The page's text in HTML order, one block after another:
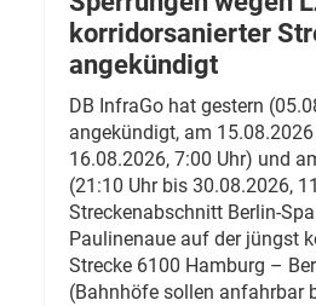
korridorsanierter
angekündigt
DB InfraGo hat gestern
angekündigt, am
16.08.2026, 7:00 Uhr) und
(21:10 Uhr bis 30.08.2026,
Streckenabschnitt Berlin-
Paulinenaue auf der jüngst
Strecke 6100 Hamburg –
(Bahnhöfe sollen anfahrbar